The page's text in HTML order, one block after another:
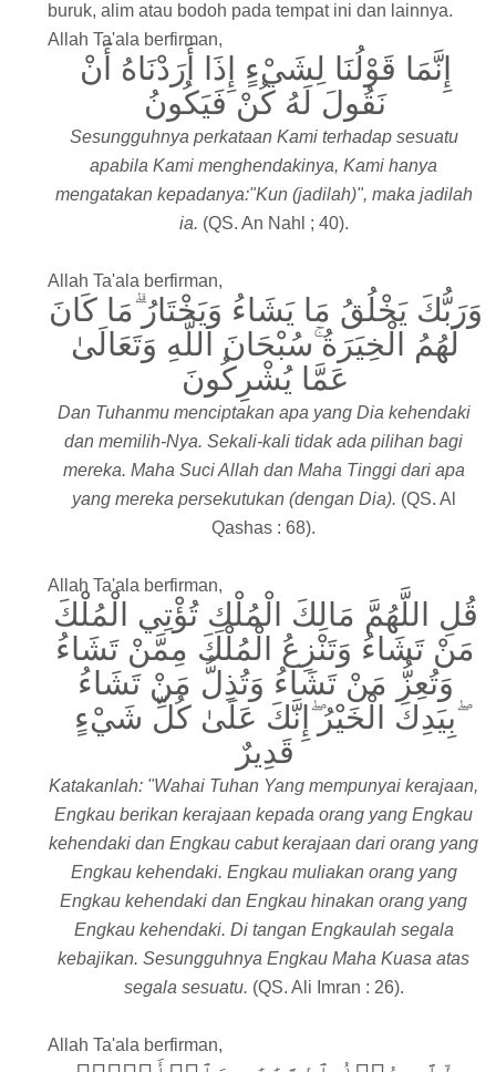
buruk, alim atau bodoh pada tempat ini dan lainnya.
Allah Ta'ala berfirman,
إِنَّمَا قَوْلُنَا لِشَيْءٍ إِذَا أَرَدْنَاهُ أَنْ
نَقُولَ لَهُ كُنْ فَيَكُونُ
Sesungguhnya perkataan Kami terhadap sesuatu
apabila Kami menghendakinya, Kami hanya
mengatakan kepadanya:"Kun (jadilah)", maka jadilah
ia. (QS. An Nahl ; 40).
Allah Ta'ala berfirman,
وَرَبُّكَ يَخْلُقُ مَا يَشَاءُ وَيَخْتَارُ ۗمَا كَانَ
لَهُمُ الْخِيَرَةُ ۚسُبْحَانَ اللَّهِ وَتَعَالَىٰ
عَمَّا يُشْرِكُونَ
Dan Tuhanmu menciptakan apa yang Dia kehendaki
dan memilih-Nya. Sekali-kali tidak ada pilihan bagi
mereka. Maha Suci Allah dan Maha Tinggi dari apa
yang mereka persekutukan (dengan Dia). (QS. Al
Qashas : 68).
Allah Ta'ala berfirman,
قُلِ اللَّهُمَّ مَالِكَ الْمُلْكِ تُؤْتِي الْمُلْكَ
مَنْ تَشَاءُ وَتَنْزِعُ الْمُلْكَ مِمَّنْ تَشَاءُ
وَتُعِزُّ مَنْ تَشَاءُ وَتُذِلُّ مَنْ تَشَاءُ
ۖبِيَدِكَ الْخَيْرُ ۖإِنَّكَ عَلَىٰ كُلِّ شَيْءٍ
قَدِيرٌ
Katakanlah: "Wahai Tuhan Yang mempunyai kerajaan,
Engkau berikan kerajaan kepada orang yang Engkau
kehendaki dan Engkau cabut kerajaan dari orang yang
Engkau kehendaki. Engkau muliakan orang yang
Engkau kehendaki dan Engkau hinakan orang yang
Engkau kehendaki. Di tangan Engkaulah segala
kebajikan. Sesungguhnya Engkau Maha Kuasa atas
segala sesuatu. (QS. Ali Imran : 26).
Allah Ta'ala berfirman,